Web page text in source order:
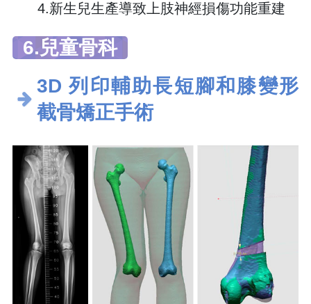
4.新生兒生產導致上肢神經損傷功能重建
6.兒童骨科
3D 列印輔助長短腳和膝變形
截骨矯正手術